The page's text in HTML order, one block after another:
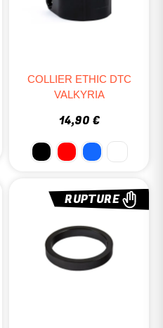
COLLIER ETHIC DTC
VALKYRIA
14,90 €
RUPTURE